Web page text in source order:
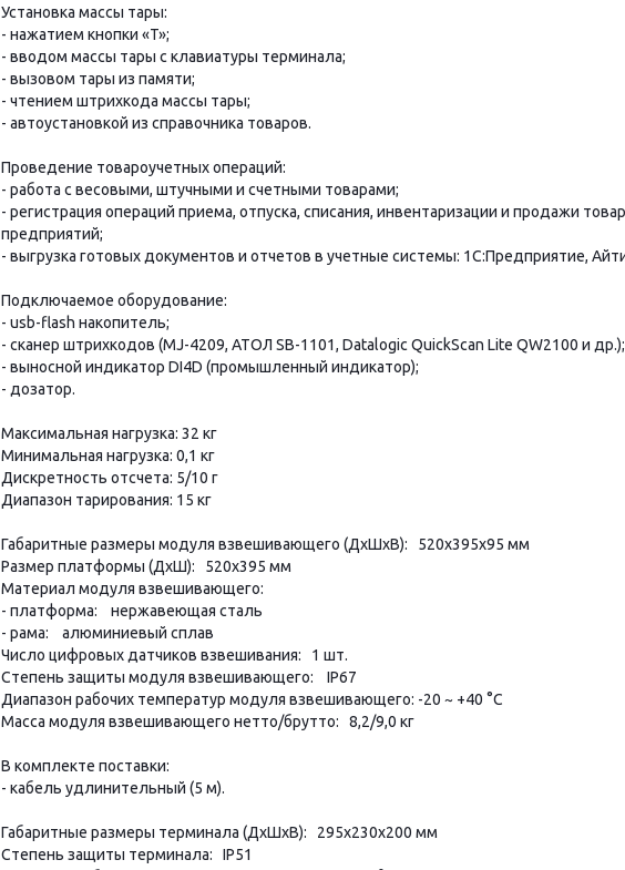
Установка массы тары:
- нажатием кнопки «T»;
- вводом массы тары с клавиатуры терминала;
- вызовом тары из памяти;
- чтением штрихкода массы тары;
- автоустановкой из справочника товаров.
Проведение товароучетных операций:
- работа с весовыми, штучными и счетными товарами;
- регистрация операций приема, отпуска, списания, инвентаризации и продажи
предприятий;
- выгрузка готовых документов и отчетов в учетные системы: 1С:Предприятие,
Подключаемое оборудование:
- usb-flash накопитель;
- сканер штрихкодов (MJ-4209, АТОЛ SB-1101, Datalogic QuickScan Lite QW2100 и др.);
- выносной индикатор DI4D (промышленный индикатор);
- дозатор.
Максимальная нагрузка: 32 кг
Минимальная нагрузка: 0,1 кг
Дискретность отсчета: 5/10 г
Диапазон тарирования: 15 кг
Габаритные размеры модуля взвешивающего (ДхШхВ): 520х395x95 мм
Размер платформы (ДхШ): 520x395 мм
Материал модуля взвешивающего:
- платформа: нержавеющая сталь
- рама: алюминиевый сплав
Число цифровых датчиков взвешивания: 1 шт.
Степень защиты модуля взвешивающего: IP67
Диапазон рабочих температур модуля взвешивающего: -20 ~ +40 °C
Масса модуля взвешивающего нетто/брутто: 8,2/9,0 кг
В комплекте поставки:
- кабель удлинительный (5 м).
Габаритные размеры терминала (ДхШхВ): 295х230х200 мм
Степень защиты терминала: IP51